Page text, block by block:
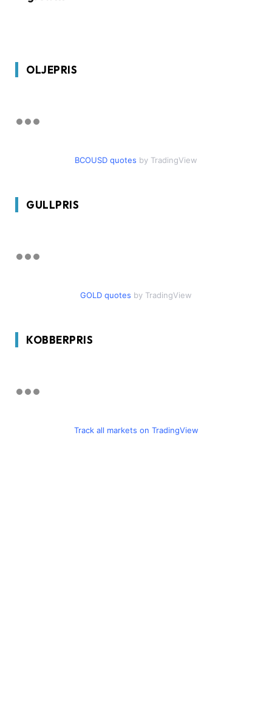
OLJEPRIS
BCOUSD quotes by TradingView
GULLPRIS
GOLD quotes by TradingView
KOBBERPRIS
Track all markets on TradingView